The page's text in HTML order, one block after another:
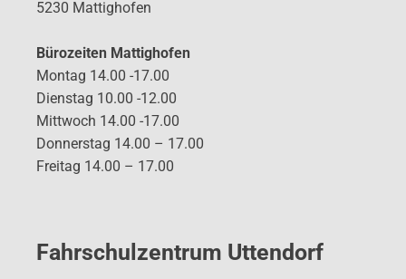
5230 Mattighofen
Bürozeiten Mattighofen
Montag 14.00 -17.00
Dienstag 10.00 -12.00
Mittwoch 14.00 -17.00
Donnerstag 14.00 – 17.00
Freitag 14.00 – 17.00
Fahrschulzentrum Uttendorf